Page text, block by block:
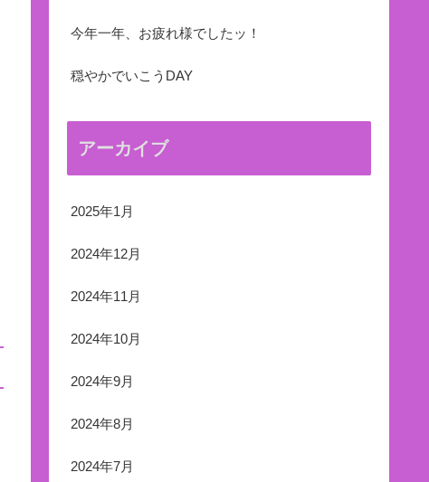
今年一年、お疲れ様でしたッ！
穏やかでいこうDAY
アーカイブ
2025年1月
2024年12月
2024年11月
2024年10月
2024年9月
2024年8月
2024年7月